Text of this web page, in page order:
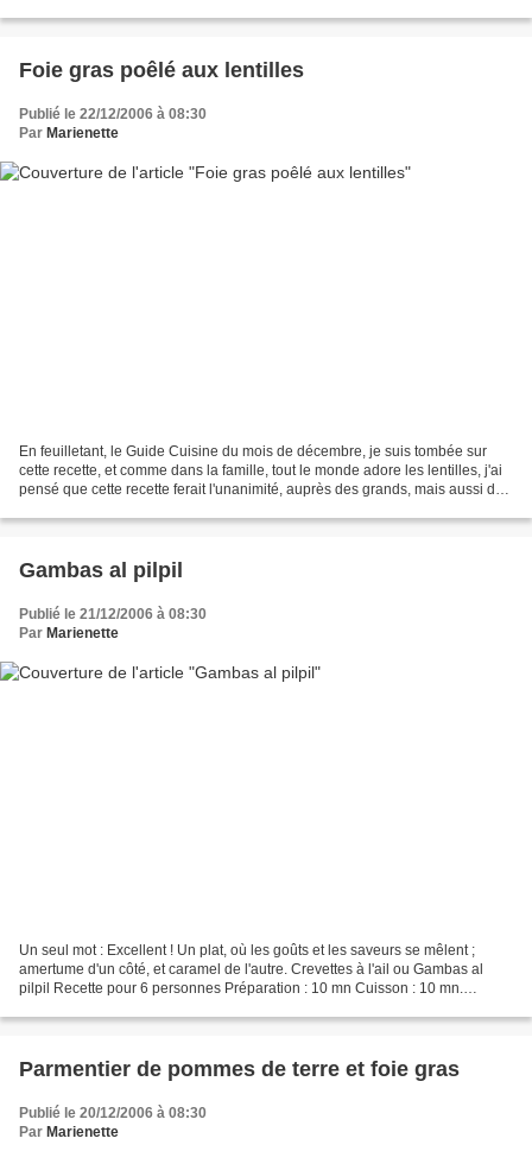
Foie gras poêlé aux lentilles
Publié le 22/12/2006 à 08:30
Par Marienette
En feuilletant, le Guide Cuisine du mois de décembre, je suis tombée sur
cette recette, et comme dans la famille, tout le monde adore les lentilles, j'ai
pensé que cette recette ferait l'unanimité, auprès des grands, mais aussi des
Gambas al pilpil
Publié le 21/12/2006 à 08:30
Par Marienette
Un seul mot : Excellent ! Un plat, où les goûts et les saveurs se mêlent ;
amertume d'un côté, et caramel de l'autre. Crevettes à l'ail ou Gambas al
pilpil Recette pour 6 personnes Préparation : 10 mn Cuisson : 10 mn.
Parmentier de pommes de terre et foie gras
Publié le 20/12/2006 à 08:30
Par Marienette